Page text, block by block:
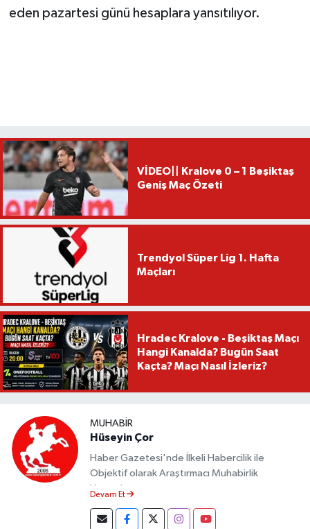
eden pazartesi günü hesaplara yansıtılıyor.
VİDEO|| Kralove 0 – 1 Beşiktaş
Geniş Maç Özeti
Trendyol Süper Lig 1. Hafta
Maçları
Hradec Kralove - Beşiktaş Maçı
Hangi Kanalda? Bugün Saat
Kaçta? Maçı Nasıl İzleriz?
MUHABIR
Hüseyin Çor
Haber Gazetesi'nde İlkeli Habercilik ile
Objektif olarak Araştırmacı Muhabirlik
Yapmaktayım.
Devam Et